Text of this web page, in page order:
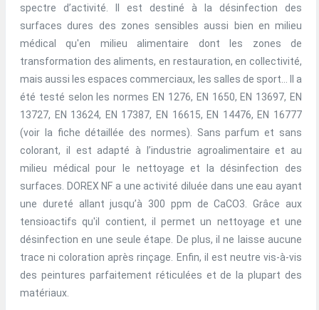
spectre d’activité. Il est destiné à la désinfection des
surfaces dures des zones sensibles aussi bien en milieu
médical qu'en milieu alimentaire dont les zones de
transformation des aliments, en restauration, en collectivité,
mais aussi les espaces commerciaux, les salles de sport… Il a
été testé selon les normes EN 1276, EN 1650, EN 13697, EN
13727, EN 13624, EN 17387, EN 16615, EN 14476, EN 16777
(voir la fiche détaillée des normes). Sans parfum et sans
colorant, il est adapté à l’industrie agroalimentaire et au
milieu médical pour le nettoyage et la désinfection des
surfaces. DOREX NF a une activité diluée dans une eau ayant
une dureté allant jusqu’à 300 ppm de CaCO3. Grâce aux
tensioactifs qu'il contient, il permet un nettoyage et une
désinfection en une seule étape. De plus, il ne laisse aucune
trace ni coloration après rinçage. Enfin, il est neutre vis-à-vis
des peintures parfaitement réticulées et de la plupart des
matériaux.